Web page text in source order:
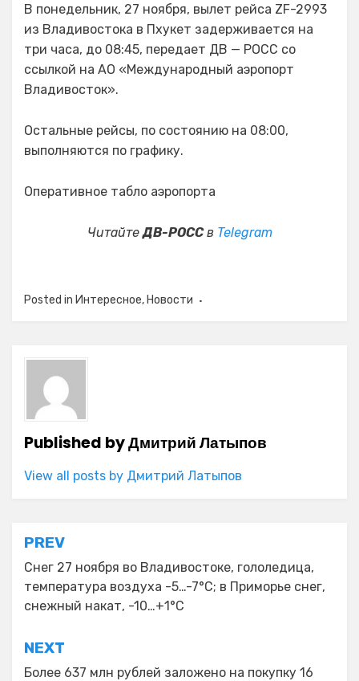
В понедельник, 27 ноября, вылет рейса ZF-2993
из Владивостока в Пхукет задерживается на
три часа, до 08:45, передает ДВ — РОСС со
ссылкой на АО «Международный аэропорт
Владивосток».
Остальные рейсы, по состоянию на 08:00,
выполняются по графику.
Оперативное табло аэропорта
ЧитайтеДВ-РОССв Telegram
Posted in Интересное, Новости
Published byДмитрий Латыпов
View all posts by Дмитрий Латыпов
Навигация
по
записям
PREV
Снег 27 ноября во Владивостоке, гололедица,
температура воздуха -5…-7°C; в Приморье снег,
снежный накат, -10…+1°C
NEXT
Более 637 млн рублей заложено на покупку 16